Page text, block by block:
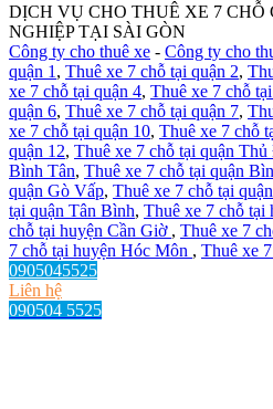
DỊCH VỤ CHO THUÊ XE 7
NGHIỆP TẠI SÀI GÒN
Công ty cho thuê xe - Công ty cho
quận 1 , Thuê xe 7 chỗ tại quận 2,
xe 7 chỗ tại quận 4, Thuê xe 7 chỗ
quận 6, Thuê xe 7 chỗ tại quận 7,
xe 7 chỗ tại quận 10, Thuê xe 7 chỗ
quận 12, Thuê xe 7 chỗ tại quận
Bình Tân, Thuê xe 7 chỗ tại quận
quận Gò Vấp, Thuê xe 7 chỗ tại
tại quận Tân Bình, Thuê xe 7 chỗ tại
chỗ tại huyện Cần Giờ , Thuê xe 7
7 chỗ tại huyện Hóc Môn , Thuê xe
0905045525
Liên hệ
090504 5525